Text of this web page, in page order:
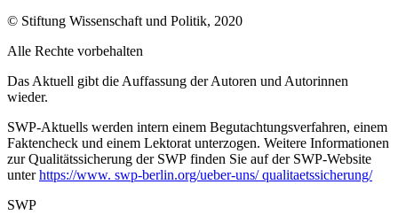
© Stiftung Wissenschaft und Politik, 2020
Alle Rechte vorbehalten
Das Aktuell gibt die Auf­fassung der Autoren und Autorinnen
wieder.
SWP-Aktuells werden intern einem Begutachtungsverfah­ren, einem
Faktencheck und einem Lektorat unterzogen. Weitere Informationen
zur Qualitätssicherung der SWP finden Sie auf der SWP-Website
unterhttps://www. swp-berlin.org/ueber-uns/ qualitaetssicherung/
SWP